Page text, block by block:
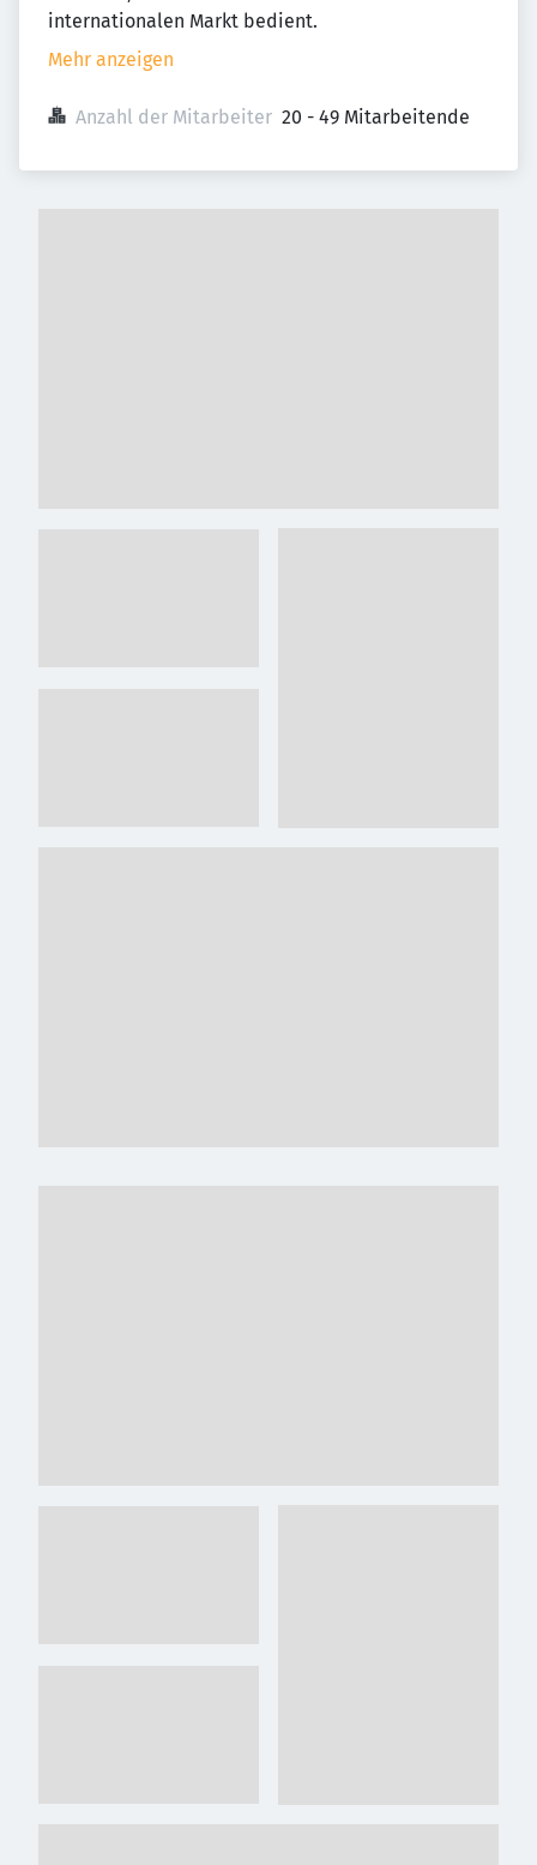
internationalen Markt bedient.
Mehr anzeigen
Anzahl der Mitarbeiter 20 - 49 Mitarbeitende